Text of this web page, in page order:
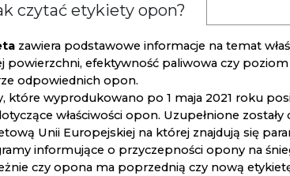
czytać etykiety opon?
zawiera podstawowe informacje na temat
powierzchni, efektywność paliwowa czy
odpowiednich opon.
które wyprodukowano po 1 maja 2021 roku
właściwości opon. Uzupełnione
Unii Europejskiej na której znajdują się
informujące o przyczepności opony na
czy opona ma poprzednią czy nową